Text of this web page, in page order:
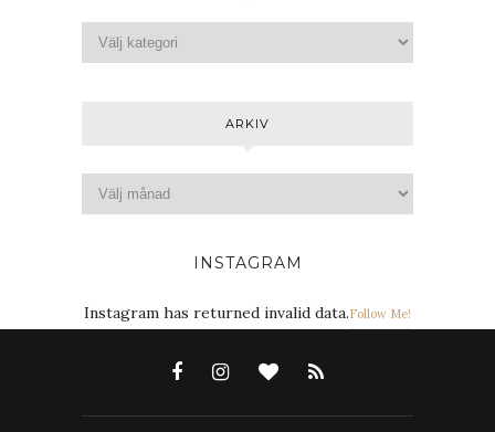
ARKIV
INSTAGRAM
Instagram has returned invalid data.Follow Me!